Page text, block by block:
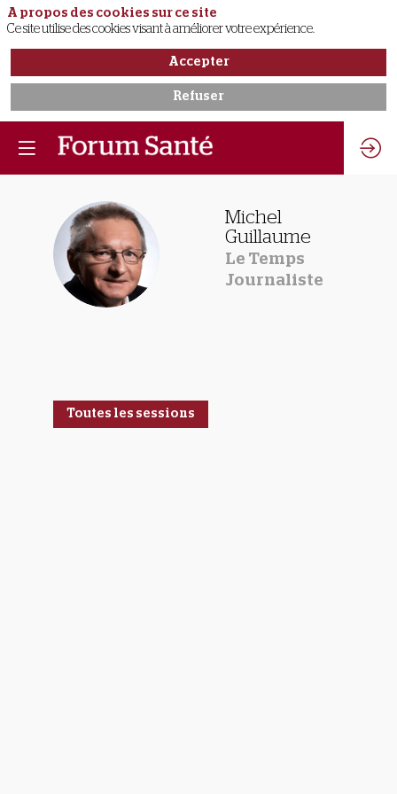
MG
Michel
Guillaume
Le Temps
Journaliste
Toutes les sessions
A propos des cookies sur ce site
Ce site utilise des cookies visant à améliorer votre expérience.
Accepter
Refuser